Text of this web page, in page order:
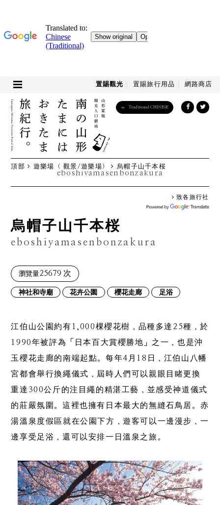
置賜觀光 置賜旅行用品 網路商店
Traditional CHINESE
繁體中文
頂部 遊樂場（ 觀景/遊樂場） 烏帽子山千本桜
eboshiyamasenbonzakura
致各旅行社
烏帽子山千本桜
eboshiyamasenbonzakura
瀏覽量25679 次
神社和寺廟 花卉公園 櫻花走廊 足浴
江伯山公園約有1,000棵櫻花樹，品種多達25種，於
1990年被評為「日本百大賞櫻勝地」之一，也是沖
玉櫻花走廊的南端起點。每年4月18日，江伯山八幡
宮都會舉行換繩儀式，屆時人們可以親眼目睹更換
重達300公斤的注目繩的精湛工藝，並感受神道儀式
的莊嚴氛圍。這裡也擁有日本最大的無縫石鳥居。赤
湯溫泉度假區就在公園下方，遊客可以一邊漫步，一
邊享受足浴，還可以安排一日溫泉之旅。